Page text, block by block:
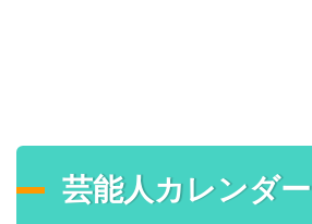
芸能人カレンダー